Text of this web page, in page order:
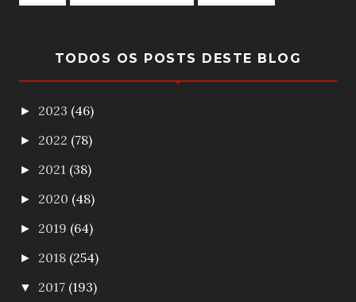
TODOS OS POSTS DESTE BLOG
► 2023 (46)
► 2022 (78)
► 2021 (38)
► 2020 (48)
► 2019 (64)
► 2018 (254)
▼ 2017 (193)